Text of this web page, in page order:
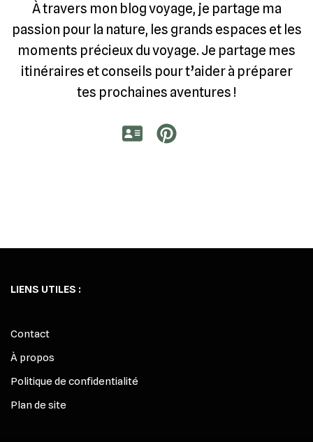
À travers mon blog voyage, je partage ma
passion pour la nature, les grands espaces et les
moments précieux du voyage. Je partage mes
itinéraires et conseils pour t’aider à préparer
tes prochaines aventures !
LIENS UTILES :
Contact
À propos
Politique de confidentialité
Plan de site